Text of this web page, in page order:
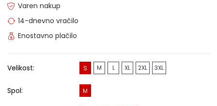
Varen nakup
14-dnevno vračilo
Enostavno plačilo
Velikost: S M L XL 2XL 3XL
Spol: M